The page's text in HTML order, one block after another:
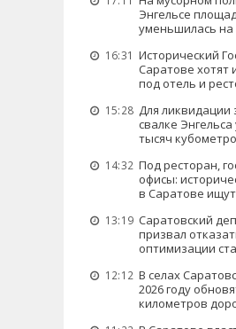
Энгельсе
уменьшилась на
16:31 Исторический
Саратове хотят
под отель и
15:28 Для ликвидации
свалке
тысяч
14:32 Под ресторан,
офисы:
в Саратове
13:19 Саратовский
призвал
оптимизации
12:12 В селах
2026 году
километров